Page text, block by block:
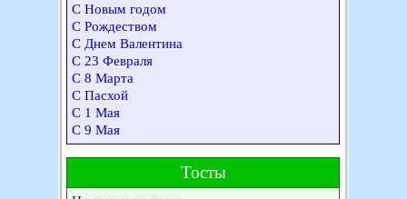
С Новым годом
С Рождеством
С Днем Валентина
С 23 Февраля
С 8 Марта
С Пасхой
С 1 Мая
С 9 Мая
Тосты